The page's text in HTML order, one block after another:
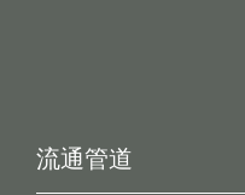
流通管道